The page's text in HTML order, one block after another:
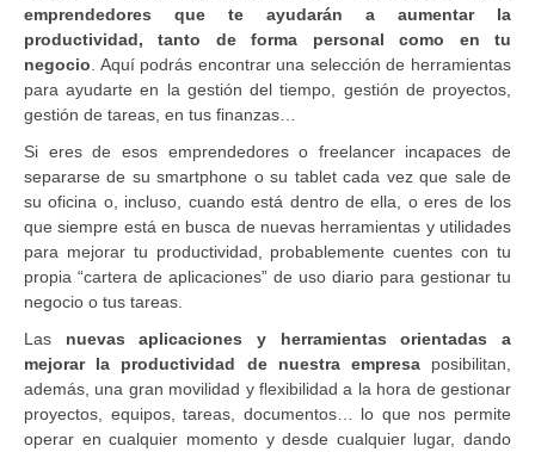
emprendedores que te ayudarán a aumentar la
productividad, tanto de forma personal como en tu
negocio . Aquí podrás encontrar una selección de herramientas
para ayudarte en la gestión del tiempo, gestión de proyectos,
gestión de tareas, en tus finanzas…
Si eres de esos emprendedores o freelancer incapaces de
separarse de su smartphone o su tablet cada vez que sale de
su oficina o, incluso, cuando está dentro de ella, o eres de los
que siempre está en busca de nuevas herramientas y utilidades
para mejorar tu productividad, probablemente cuentes con tu
propia “cartera de aplicaciones” de uso diario para gestionar tu
negocio o tus tareas.
Las nuevas aplicaciones y herramientas orientadas a
mejorar la productividad de nuestra empresaposibilitan,
además, una gran movilidad y flexibilidad a la hora de gestionar
proyectos, equipos, tareas, documentos… lo que nos permite
operar en cualquier momento y desde cualquier lugar, dando